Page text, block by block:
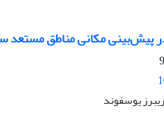
مکانی مناطق مستعد
یوسفوند